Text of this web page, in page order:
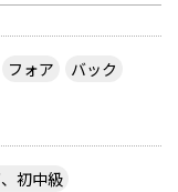
フォア
バック
初中級